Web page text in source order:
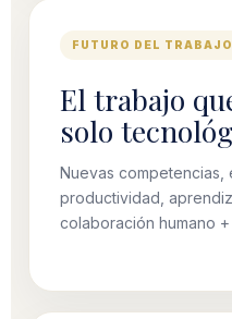
FUTURO DEL TRABAJO
El trabajo
solo
Nuevas competencias,
productividad,
colaboración humano +